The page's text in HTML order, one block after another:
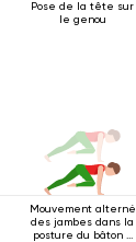
Pose de la tête sur
le genou
Mouvement alterné
des jambes dans la
posture du bâton à